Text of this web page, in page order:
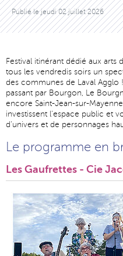
Publié lejeudi 02 juillet 2026
Festival itinérant dédié aux arts
tous les vendredis soirs un
des communes de Laval Agglo
passant par Bourgon, Le
encore Saint-Jean-sur-
investissent l'espace public et
d'univers et de personnages
Le programme en
Les Gaufrettes - Cie